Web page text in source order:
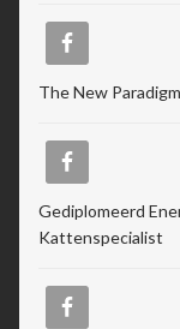
The New
Gediplomeerd
Kattenspecialist